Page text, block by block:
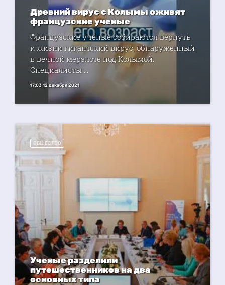
Древний вирус с Колымы оживят
французские ученые
Французские ученые собираются вернуть
к жизни гигантский вирус, обнаруженный
в вечной мерзлоте под Колымой.
Специалисты ...
17:03 12 декабря 2021
ОБЩЕСТВО
Ученые разделили
путешественников на два
основных типа